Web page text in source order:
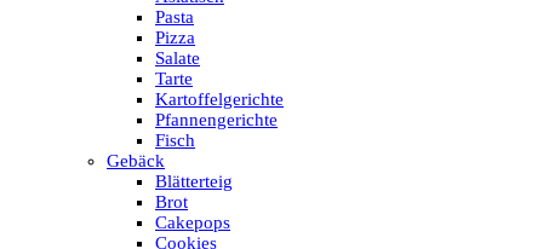
Pasta
Pizza
Salate
Tarte
Kartoffelgerichte
Pfannengerichte
Fisch
Gebäck
Blätterteig
Brot
Cakepops
Cookies